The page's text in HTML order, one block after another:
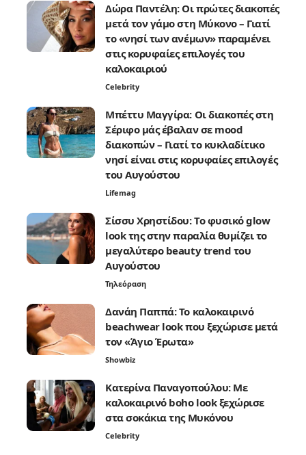
Δώρα Παντέλη: Οι πρώτες διακοπές
μετά τον γάμο στη Μύκονο – Γιατί
το «νησί των ανέμων» παραμένει
στις κορυφαίες επιλογές του
καλοκαιριού
Celebrity
Μπέττυ Μαγγίρα: Οι διακοπές στη
Σέριφο μάς έβαλαν σε mood
διακοπών – Γιατί το κυκλαδίτικο
νησί είναι στις κορυφαίες επιλογές
του Αυγούστου
Lifemag
Σίσσυ Χρηστίδου: Το φυσικό glow
look της στην παραλία θυμίζει το
μεγαλύτερο beauty trend του
Αυγούστου
Τηλεόραση
Δανάη Παππά: Το καλοκαιρινό
beachwear look που ξεχώρισε μετά
τον «Άγιο Έρωτα»
Showbiz
Κατερίνα Παναγοπούλου: Με
καλοκαιρινό boho look ξεχώρισε
στα σοκάκια της Μυκόνου
Celebrity